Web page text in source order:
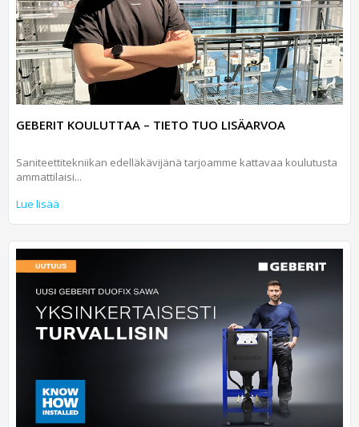
GEBERIT KOULUTTAA – TIETO TUO LISÄARVOA
Saniteettitekniikan edelläkävijänä tarjoamme kattavaa koulutusta
ammattilaisi...
Lue lisää